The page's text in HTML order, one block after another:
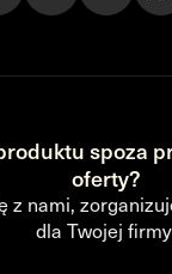
spoza
oferty?
z nami,
dla Twojej